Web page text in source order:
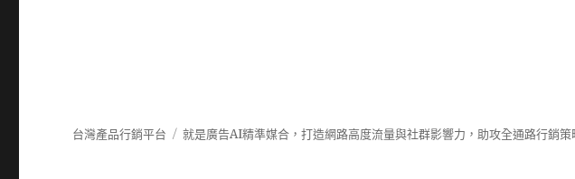
台灣產品行銷平台 就是廣告AI精準媒合，打造網路高度流量與社群影響力，助攻全通路行銷